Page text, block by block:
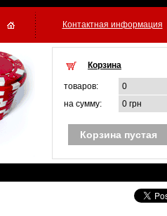
Контактная информация
Корзина
товаров:
0
на сумму:
0 грн
Корзина пустая